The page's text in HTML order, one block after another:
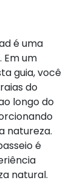
é uma
Em um
guia, você
do
longo do
natureza.
é
natural.